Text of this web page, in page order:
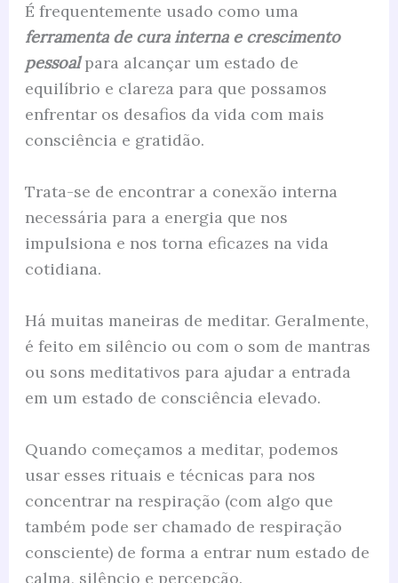
É frequentemente usado como uma
ferramenta de cura interna e crescimento
pessoalpara alcançar um estado de
equilíbrio e clareza para que possamos
enfrentar os desafios da vida com mais
consciência e gratidão.
Trata-se de encontrar a conexão interna
necessária para a energia que nos
impulsiona e nos torna eficazes na vida
cotidiana.
Há muitas maneiras de meditar. Geralmente,
é feito em silêncio ou com o som de mantras
ou sons meditativos para ajudar a entrada
em um estado de consciência elevado.
Quando começamos a meditar, podemos
usar esses rituais e técnicas para nos
concentrar na respiração (com algo que
também pode ser chamado de respiração
consciente) de forma a entrar num estado de
calma, silêncio e percepção.